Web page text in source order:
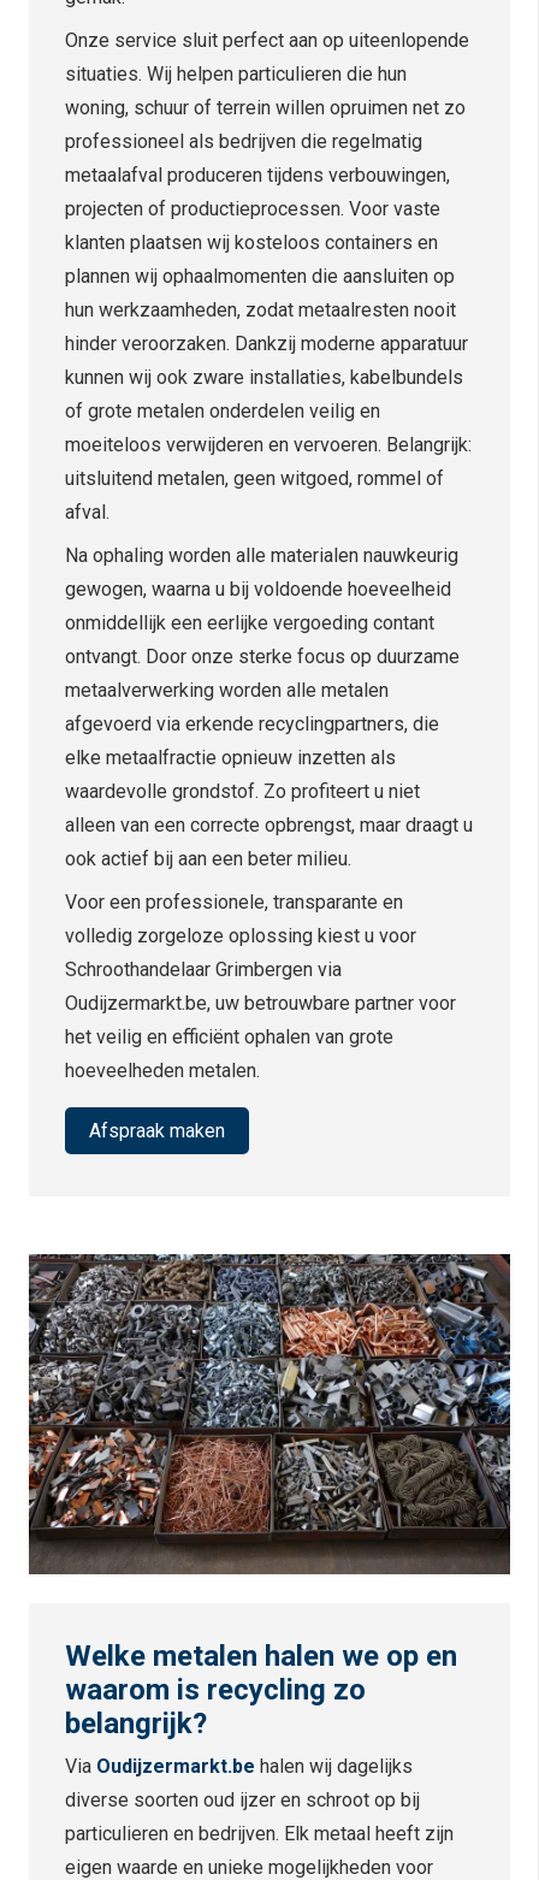
Onze service sluit perfect aan op uiteenlopende
situaties. Wij helpen particulieren die hun
woning, schuur of terrein willen opruimen net zo
professioneel als bedrijven die regelmatig
metaalafval produceren tijdens verbouwingen,
projecten of productieprocessen. Voor vaste
klanten plaatsen wij kosteloos containers en
plannen wij ophaalmomenten die aansluiten op
hun werkzaamheden, zodat metaalresten nooit
hinder veroorzaken. Dankzij moderne apparatuur
kunnen wij ook zware installaties, kabelbundels
of grote metalen onderdelen veilig en
moeiteloos verwijderen en vervoeren. Belangrijk:
uitsluitend metalen, geen witgoed, rommel of
afval.
Na ophaling worden alle materialen nauwkeurig
gewogen, waarna u bij voldoende hoeveelheid
onmiddellijk een eerlijke vergoeding contant
ontvangt. Door onze sterke focus op duurzame
metaalverwerking worden alle metalen
afgevoerd via erkende recyclingpartners, die
elke metaalfractie opnieuw inzetten als
waardevolle grondstof. Zo profiteert u niet
alleen van een correcte opbrengst, maar draagt u
ook actief bij aan een beter milieu.
Voor een professionele, transparante en
volledig zorgeloze oplossing kiest u voor
Schroothandelaar Grimbergen via
Oudijzermarkt.be, uw betrouwbare partner voor
het veilig en efficiënt ophalen van grote
hoeveelheden metalen.
Afspraak maken
Welke metalen halen we op en
waarom is recycling zo
belangrijk?
Via Oudijzermarkt.be halen wij dagelijks
diverse soorten oud ijzer en schroot op bij
particulieren en bedrijven. Elk metaal heeft zijn
eigen waarde en unieke mogelijkheden voor